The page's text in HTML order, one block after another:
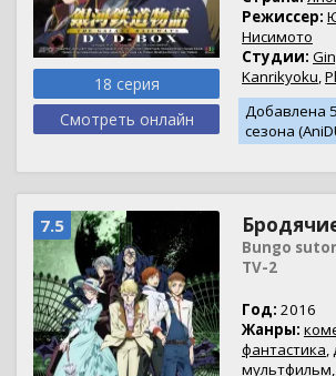
18 серия
Смотреть онлайн
Режиссер:
Нисимото
Студии:
Kanrikyoku,
Добавлена
сезона
7.5
Bungo
TV-2
Год: 2016
Жанры:
фантастика,
мультфильм,